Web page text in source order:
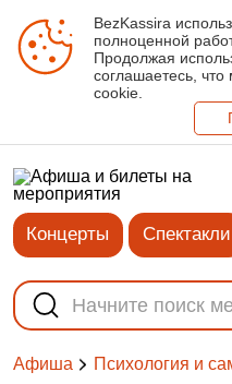
BezKassira
полноценной
Продолжая
соглашаетесь,
cookie.
Концерты Спектакли
Афиша Психология и